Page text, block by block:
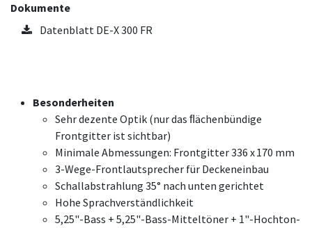
Dokumente
Datenblatt DE-X 300 FR
Besonderheiten
Sehr dezente Optik (nur das ﬂächenbündige
Frontgitter ist sichtbar)
Minimale Abmessungen: Frontgitter 336 x 170 mm
3-Wege-Frontlautsprecher für Deckeneinbau
Schallabstrahlung 35° nach unten gerichtet
Hohe Sprachverständlichkeit
5,25"-Bass + 5,25"-Bass-Mitteltöner + 1"-Hochton-